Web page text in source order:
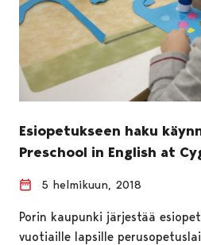
Esiopetukseen haku
Preschool in English at
5 helmikuun, 2018
Porin kaupunki järjestää
vuotiaille lapsille